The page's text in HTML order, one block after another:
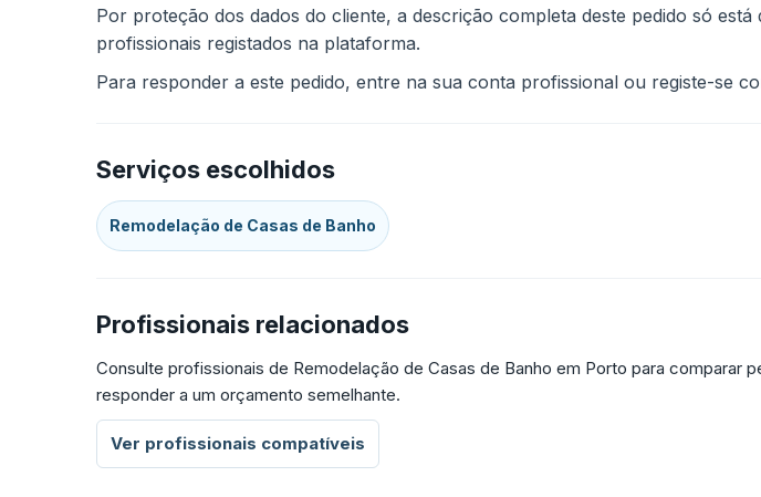
Por proteção dos dados do cliente, a descrição completa deste pedido só está
profissionais registados na plataforma.
Para responder a este pedido, entre na sua conta profissional ou registe-se
Serviços escolhidos
Remodelação de Casas de Banho
Profissionais relacionados
Consulte profissionais de Remodelação de Casas de Banho em Porto para comparar
responder a um orçamento semelhante.
Ver profissionais compatíveis